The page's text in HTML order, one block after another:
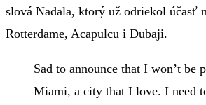
slová Nadala, ktorý už odriekol účasť
Rotterdame, Acapulcu i Dubaji.
Sad to announce that I won’t be
Miami, a city that I love. I need